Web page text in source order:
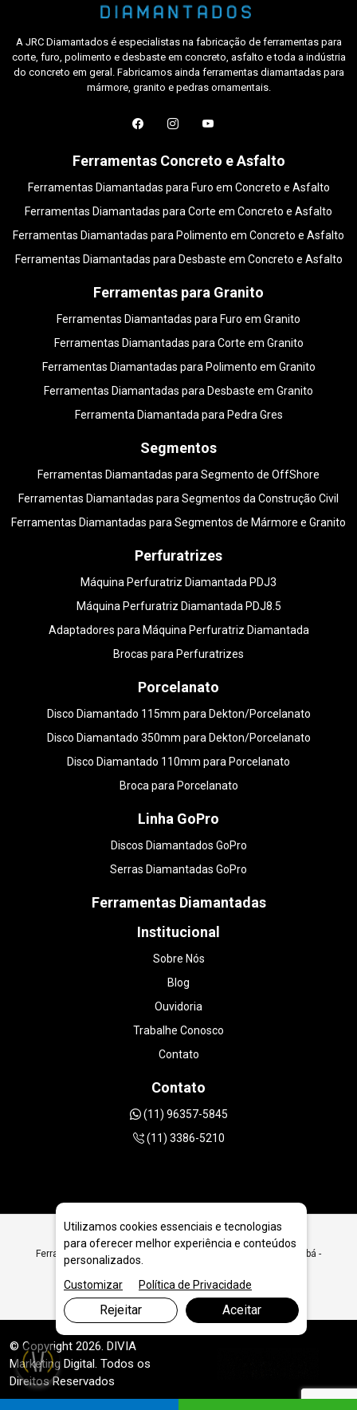
A JRC Diamantados é especialistas na fabricação de ferramentas para
corte, furo, polimento e desbaste em concreto, asfalto e toda a indústria
do concreto em geral. Fabricamos ainda ferramentas diamantadas para
mármore, granito e pedras ornamentais.
Ferramentas Concreto e Asfalto
Ferramentas Diamantadas para Furo em Concreto e Asfalto
Ferramentas Diamantadas para Corte em Concreto e Asfalto
Ferramentas Diamantadas para Polimento em Concreto e Asfalto
Ferramentas Diamantadas para Desbaste em Concreto e Asfalto
Ferramentas para Granito
Ferramentas Diamantadas para Furo em Granito
Ferramentas Diamantadas para Corte em Granito
Ferramentas Diamantadas para Polimento em Granito
Ferramentas Diamantadas para Desbaste em Granito
Ferramenta Diamantada para Pedra Gres
Segmentos
Ferramentas Diamantadas para Segmento de OffShore
Ferramentas Diamantadas para Segmentos da Construção Civil
Ferramentas Diamantadas para Segmentos de Mármore e Granito
Perfuratrizes
Máquina Perfuratriz Diamantada PDJ3
Máquina Perfuratriz Diamantada PDJ8.5
Adaptadores para Máquina Perfuratriz Diamantada
Brocas para Perfuratrizes
Porcelanato
Disco Diamantado 115mm para Dekton/Porcelanato
Disco Diamantado 350mm para Dekton/Porcelanato
Disco Diamantado 110mm para Porcelanato
Broca para Porcelanato
Linha GoPro
Discos Diamantados GoPro
Serras Diamantadas GoPro
Ferramentas Diamantadas
Institucional
Sobre Nós
Blog
Ouvidoria
Trabalhe Conosco
Contato
Contato
(11) 96357-5845
(11) 3386-5210
Ferramentas Diamantadas para Geologia e Extração em Cuiabá -
© Copyright 2026. DIVIA
Marketing Digital. Todos os
Direitos Reservados
Utilizamos cookies essenciais e tecnologias
para oferecer melhor experiência e conteúdos
personalizados.
Customizar
Política de Privacidade
Rejeitar Aceitar